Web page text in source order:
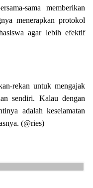
sama memberikan
menerapkan protokol
agar lebih efektif
rekan untuk mengajak
sendiri. Kalau dengan
adalah keselamatan
(@ries)